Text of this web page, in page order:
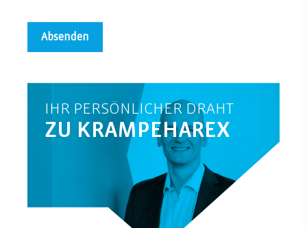
IHR PERSÖNLICHER DRAHT
ZU KRAMPEHAREX